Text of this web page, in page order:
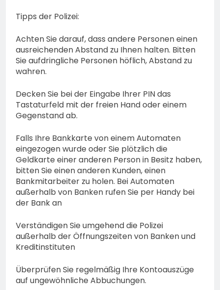
Tipps der Polizei:
Achten Sie darauf, dass andere Personen einen
ausreichenden Abstand zu Ihnen halten. Bitten
Sie aufdringliche Personen höflich, Abstand zu
wahren.
Decken Sie bei der Eingabe Ihrer PIN das
Tastaturfeld mit der freien Hand oder einem
Gegenstand ab.
Falls Ihre Bankkarte von einem Automaten
eingezogen wurde oder Sie plötzlich die
Geldkarte einer anderen Person in Besitz haben,
bitten Sie einen anderen Kunden, einen
Bankmitarbeiter zu holen. Bei Automaten
außerhalb von Banken rufen Sie per Handy bei
der Bank an
Verständigen Sie umgehend die Polizei
außerhalb der Öffnungszeiten von Banken und
Kreditinstituten
Überprüfen Sie regelmäßig Ihre Kontoauszüge
auf ungewöhnliche Abbuchungen.